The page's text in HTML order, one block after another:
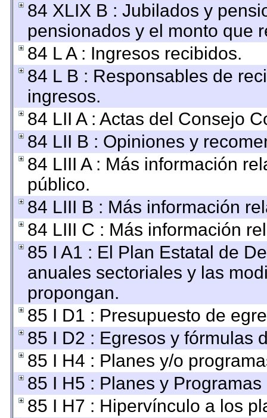
84 XLIX B : Jubilados y
pensionados y el monto que
84 L A : Ingresos recibidos.
84 L B : Responsables de
ingresos.
84 LII A : Actas del Consejo
84 LII B : Opiniones y
84 LIII A : Más información
público.
84 LIII B : Más información
84 LIII C : Más información
85 I A1 : El Plan Estatal de
anuales sectoriales y las
propongan.
85 I D1 : Presupuesto de
85 I D2 : Egresos y fórmulas
85 I H4 : Planes y/o
85 I H5 : Planes y
85 I H7 : Hipervínculo a los